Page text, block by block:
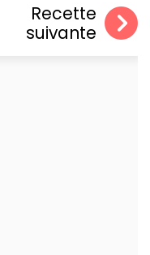
Recette
suivante